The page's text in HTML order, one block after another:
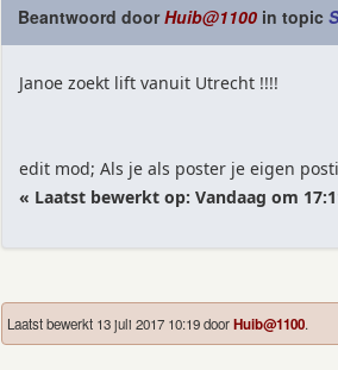
Beantwoord doorHuib@1100in topic
Janoe zoekt lift vanuit Utrecht !!!!
edit mod; Als je als poster je eigen
« Laatst bewerkt op: Vandaag om
Laatst bewerkt 13 juli 2017 10:19 doorHuib@1100.